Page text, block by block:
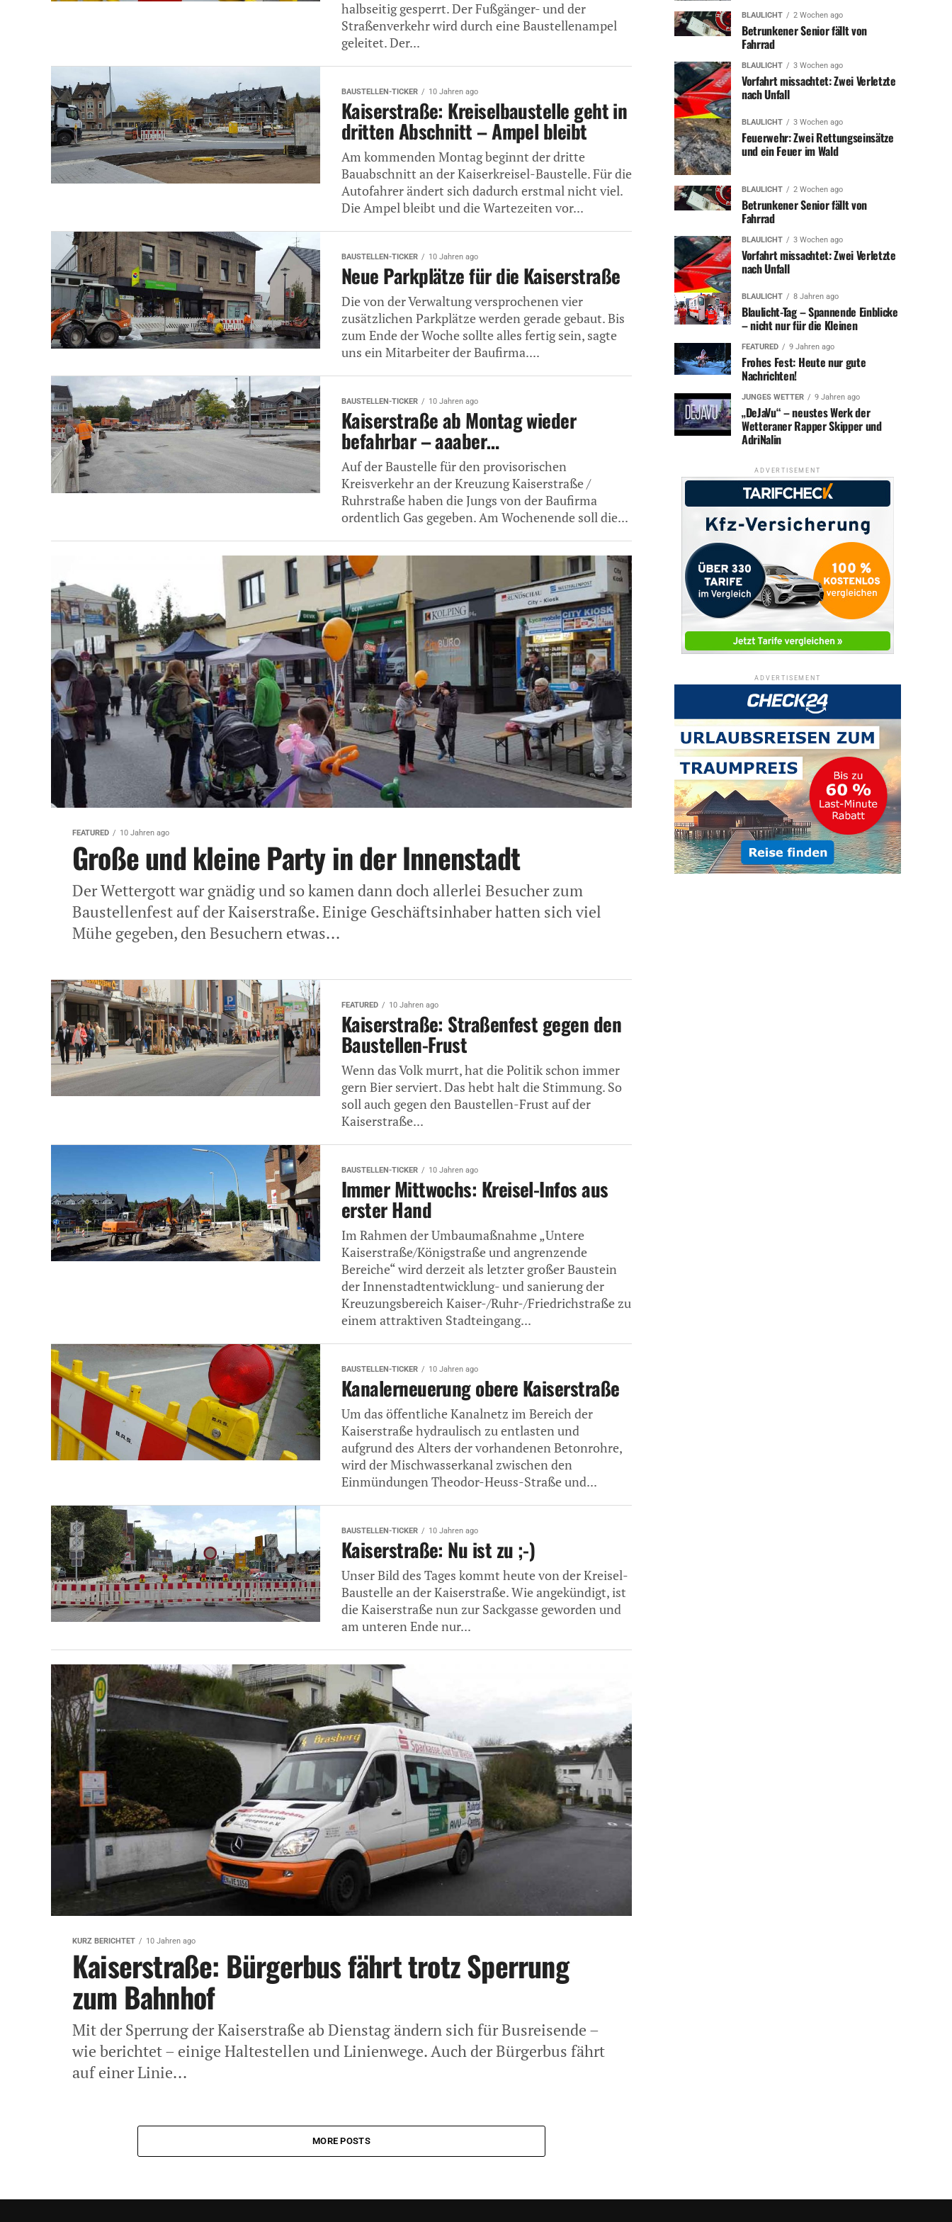
halbseitig gesperrt. Der Fußgänger- und der
Straßenverkehr wird durch eine Baustellenampel
geleitet. Der...
BAUSTELLEN-TICKER 10 Jahren ago
Kaiserstraße: Kreiselbaustelle geht in
dritten Abschnitt – Ampel bleibt
Am kommenden Montag beginnt der dritte
Bauabschnitt an der Kaiserkreisel-Baustelle. Für die
Autofahrer ändert sich dadurch erstmal nicht viel.
Die Ampel bleibt und die Wartezeiten vor...
BAUSTELLEN-TICKER 10 Jahren ago
Neue Parkplätze für die Kaiserstraße
Die von der Verwaltung versprochenen vier
zusätzlichen Parkplätze werden gerade gebaut. Bis
zum Ende der Woche sollte alles fertig sein, sagte
uns ein Mitarbeiter der Baufirma....
BAUSTELLEN-TICKER 10 Jahren ago
Kaiserstraße ab Montag wieder
befahrbar – aaaber…
Auf der Baustelle für den provisorischen
Kreisverkehr an der Kreuzung Kaiserstraße /
Ruhrstraße haben die Jungs von der Baufirma
ordentlich Gas gegeben. Am Wochenende soll die...
FEATURED 10 Jahren ago
Große und kleine Party in der Innenstadt
Der Wettergott war gnädig und so kamen dann doch allerlei Besucher zum
Baustellenfest auf der Kaiserstraße. Einige Geschäftsinhaber hatten sich viel
Mühe gegeben, den Besuchern etwas...
FEATURED 10 Jahren ago
Kaiserstraße: Straßenfest gegen den
Baustellen-Frust
Wenn das Volk murrt, hat die Politik schon immer
gern Bier serviert. Das hebt halt die Stimmung. So
soll auch gegen den Baustellen-Frust auf der
Kaiserstraße...
BAUSTELLEN-TICKER 10 Jahren ago
Immer Mittwochs: Kreisel-Infos aus
erster Hand
Im Rahmen der Umbaumaßnahme „Untere
Kaiserstraße/Königstraße und angrenzende
Bereiche“ wird derzeit als letzter großer Baustein
der Innenstadtentwicklung- und sanierung der
Kreuzungsbereich Kaiser-/Ruhr-/Friedrichstraße zu
einem attraktiven Stadteingang...
BAUSTELLEN-TICKER 10 Jahren ago
Kanalerneuerung obere Kaiserstraße
Um das öffentliche Kanalnetz im Bereich der
Kaiserstraße hydraulisch zu entlasten und
aufgrund des Alters der vorhandenen Betonrohre,
wird der Mischwasserkanal zwischen den
Einmündungen Theodor-Heuss-Straße und...
BAUSTELLEN-TICKER 10 Jahren ago
Kaiserstraße: Nu ist zu ;-)
Unser Bild des Tages kommt heute von der Kreisel-
Baustelle an der Kaiserstraße. Wie angekündigt, ist
die Kaiserstraße nun zur Sackgasse geworden und
am unteren Ende nur...
KURZ BERICHTET 10 Jahren ago
Kaiserstraße: Bürgerbus fährt trotz Sperrung
zum Bahnhof
Mit der Sperrung der Kaiserstraße ab Dienstag ändern sich für Busreisende –
wie berichtet – einige Haltestellen und Linienwege. Auch der Bürgerbus fährt
auf einer Linie...
MORE POSTS
BLAULICHT 2 Wochen ago
Betrunkener Senior fällt von
Fahrrad
BLAULICHT 3 Wochen ago
Vorfahrt missachtet: Zwei Verletzte
nach Unfall
BLAULICHT 3 Wochen ago
Feuerwehr: Zwei Rettungseinsätze
und ein Feuer im Wald
BLAULICHT 2 Wochen ago
Betrunkener Senior fällt von
Fahrrad
BLAULICHT 3 Wochen ago
Vorfahrt missachtet: Zwei Verletzte
nach Unfall
BLAULICHT 8 Jahren ago
Blaulicht-Tag – Spannende Einblicke
– nicht nur für die Kleinen
FEATURED 9 Jahren ago
Frohes Fest: Heute nur gute
Nachrichten!
JUNGES WETTER 9 Jahren ago
„DeJaVu“ – neustes Werk der
Wetteraner Rapper Skipper und
AdriNalin
ADVERTISEMENT
ADVERTISEMENT